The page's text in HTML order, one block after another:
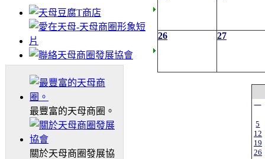
最豐富的天母商圈。
關於天母商圈發展協
26 27
一
5
12
19
26